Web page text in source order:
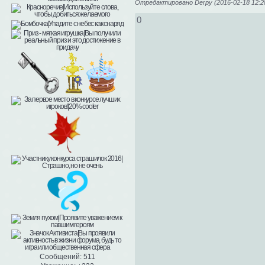
Сообщений: 511
Отредактировано Derpy (2016-02-18
0